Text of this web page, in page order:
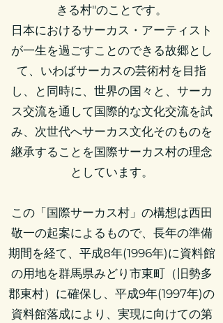
きる村"のことです。
日本におけるサーカス・アーティスト
が一生を過ごすことのできる故郷とし
て、いわばサーカスの芸術村を目指
し、と同時に、世界の国々と、サーカ
ス交流を通して国際的な文化交流を試
み、次世代へサーカス文化そのものを
継承することを国際サーカス村の理念
としています。
この「国際サーカス村」の構想は西田
敬一の起案によるもので、長年の準備
期間を経て、平成8年(1996年)に資料館
の用地を群馬県みどり市東町（旧勢多
郡東村）に確保し、平成9年(1997年)の
資料館落成により、実現に向けての第